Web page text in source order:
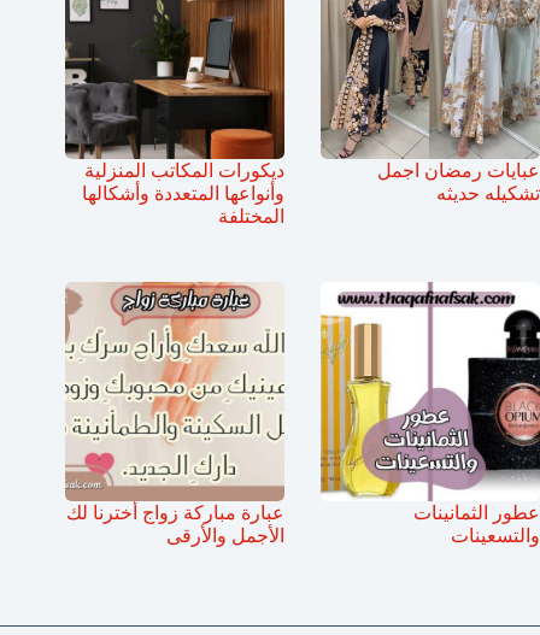
عبايات رمضان اجمل
تشكيله حديثه
ديكورات المكاتب المنزلية
وأنواعها المتعددة وأشكالها
المختلفة
عطور الثمانينات
والتسعينات
عبارة مباركة زواج أخترنا لك
الأجمل والأرقى